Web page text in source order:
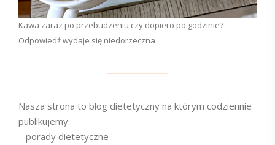
Kawa zaraz po przebudzeniu czy dopiero po godzinie?
Odpowiedź wydaje się niedorzeczna
Nasza strona to blog dietetyczny na którym codziennie
publikujemy:
– porady dietetyczne